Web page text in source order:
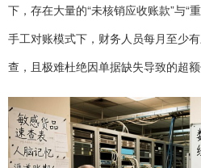
下，存在大量的“未核销应收账款”与“
手工对账模式下，财务人员每月至少
查，且极难杜绝因单据缺失导致的超额